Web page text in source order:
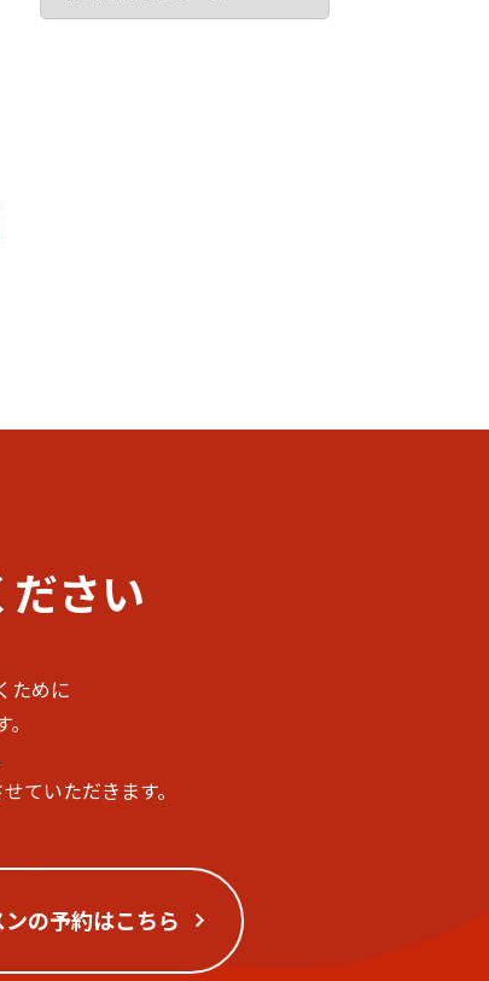
さい
ために
ていただきます。
の予約はこちら